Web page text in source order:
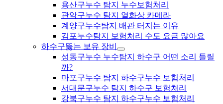
용산구누수 탐지 누수보험처리
관악구누수 탐지 열화상 카메라
계양구누수탐지 배관 터지는 이유
김포누수탐지 보험처리 수도 요금 많아요
하수구뚫는 보유 장비
성동구누수 누수탐지 하수구 어떤 소리 들릴
까?
마포구누수 탐지 하수구누수 보험처리
서대문구누수 탐지 하수구 보험처리
강북구누수 탐지 하수구누수 보험처리